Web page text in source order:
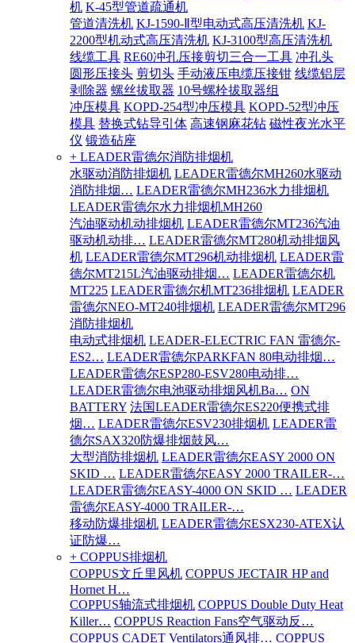
机 K-45型管道疏通机
管道清洗机 KJ-1590-Ⅱ型电动式高压清洗机 KJ-
2200型机动式高压清洗机 KJ-3100型高压清洗机
线缆工具 RE60冲孔压接剪切三合一工具 冲孔头
圆形压接头 剪切头 手动液压电缆压接钳 线缆铝层
剥除器 螺丝拔取器 10号螺栓拔取器组
冲压模具 KOPD-254型冲压模具 KOPD-52型冲压
模具 替换式钻导引体 高速钢麻花钻 磁性夜光水平
仪 锻造砧座
+ LEADER雷德尔消防排烟机
水驱动消防排烟机 LEADER雷德尔MH260水驱动
消防排烟… LEADER雷德尔MH236水力排烟机
LEADER雷德尔水力排烟机MH260
汽油驱动机动排烟机 LEADER雷德尔MT236汽油
驱动机动排… LEADER雷德尔MT280机动排烟风
机 LEADER雷德尔MT296机动排烟机 LEADER雷
德尔MT215L汽油驱动排烟… LEADER雷德尔机
MT225 LEADER雷德尔机MT236排烟机 LEADER
雷德尔NEO-MT240排烟机 LEADER雷德尔MT296
消防排烟机
电动式排烟机 LEADER-ELECTRIC FAN 雷德尔-
ES2… LEADER雷德尔PARKFAN 80电动排烟…
LEADER雷德尔ESP280-ESV280电动排…
LEADER雷德尔电池驱动排烟风机Ba… ON
BATTERY 法国LEADER雷德尔ES220便携式排
烟… LEADER雷德尔ESV230排烟机 LEADER雷
德尔SAX320防爆排烟鼓风…
大型消防排烟机 LEADER雷德尔EASY 2000 ON
SKID … LEADER雷德尔EASY 2000 TRAILER-…
LEADER雷德尔EASY-4000 ON SKID … LEADER
雷德尔EASY-4000 TRAILER-…
移动防爆排烟机 LEADER雷德尔ESX230-ATEX认
证防爆…
+ COPPUS排烟机
COPPUS文丘里风机 COPPUS JECTAIR HP and
Hornet H…
COPPUS轴流式排烟机 COPPUS Double Duty Heat
Killer… COPPUS Reaction Fans空气驱动反…
COPPUS CADET Ventilators通风排… COPPUS